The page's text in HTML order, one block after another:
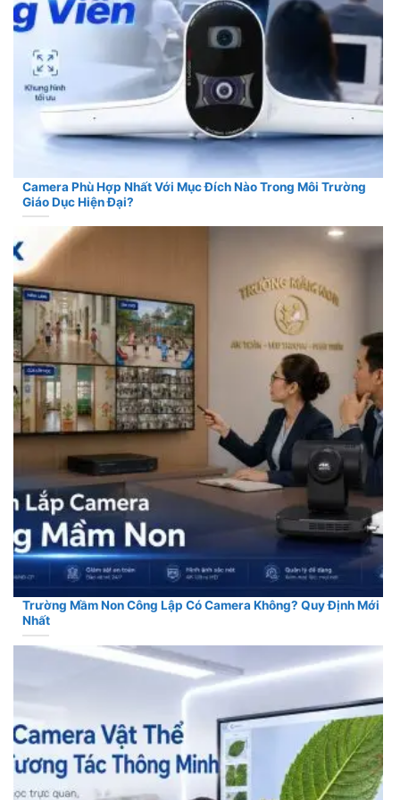
Camera Phù Hợp Nhất Với Mục Đích Nào Trong Môi Trường
Giáo Dục Hiện Đại?
Trường Mầm Non Công Lập Có Camera Không? Quy Định Mới
Nhất